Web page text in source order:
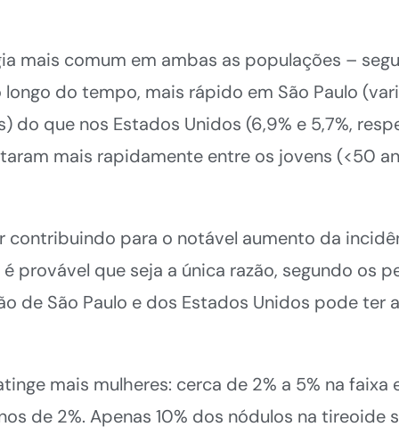
mais comum em ambas as populações –
do tempo, mais rápido em São Paulo
do que nos Estados Unidos (6,9% e 5,7%,
mais rapidamente entre os jovens (<50
para o notável aumento da
provável que seja a única razão, segundo os
de São Paulo e dos Estados Unidos pode ter
mais mulheres: cerca de 2% a 5% na faixa
de 2%. Apenas 10% dos nódulos na tireoide